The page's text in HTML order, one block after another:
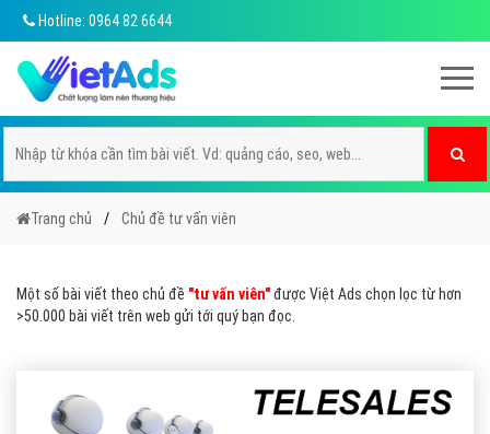
Hotline: 0964 82 6644
Trang chủ Chủ đề tư vấn viên
Một số bài viết theo chủ đề "tư vấn viên"được Việt Ads chọn lọc từ hơn
>50.000 bài viết trên web gửi tới quý bạn đọc.